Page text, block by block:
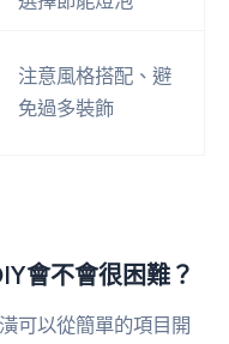
注意風格搭配、避
免過多裝飾
會不會很困難？
可以從簡單的項目開